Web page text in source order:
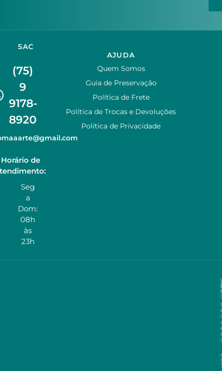
SAC
(75)
9
9178-
8920
Horário de
Seg
a
Dom:
08h
às
23h
AJUDA
Quem Somos
Guia de Preservação
Política de Frete
Política de Trocas e Devoluções
Política de Privacidade